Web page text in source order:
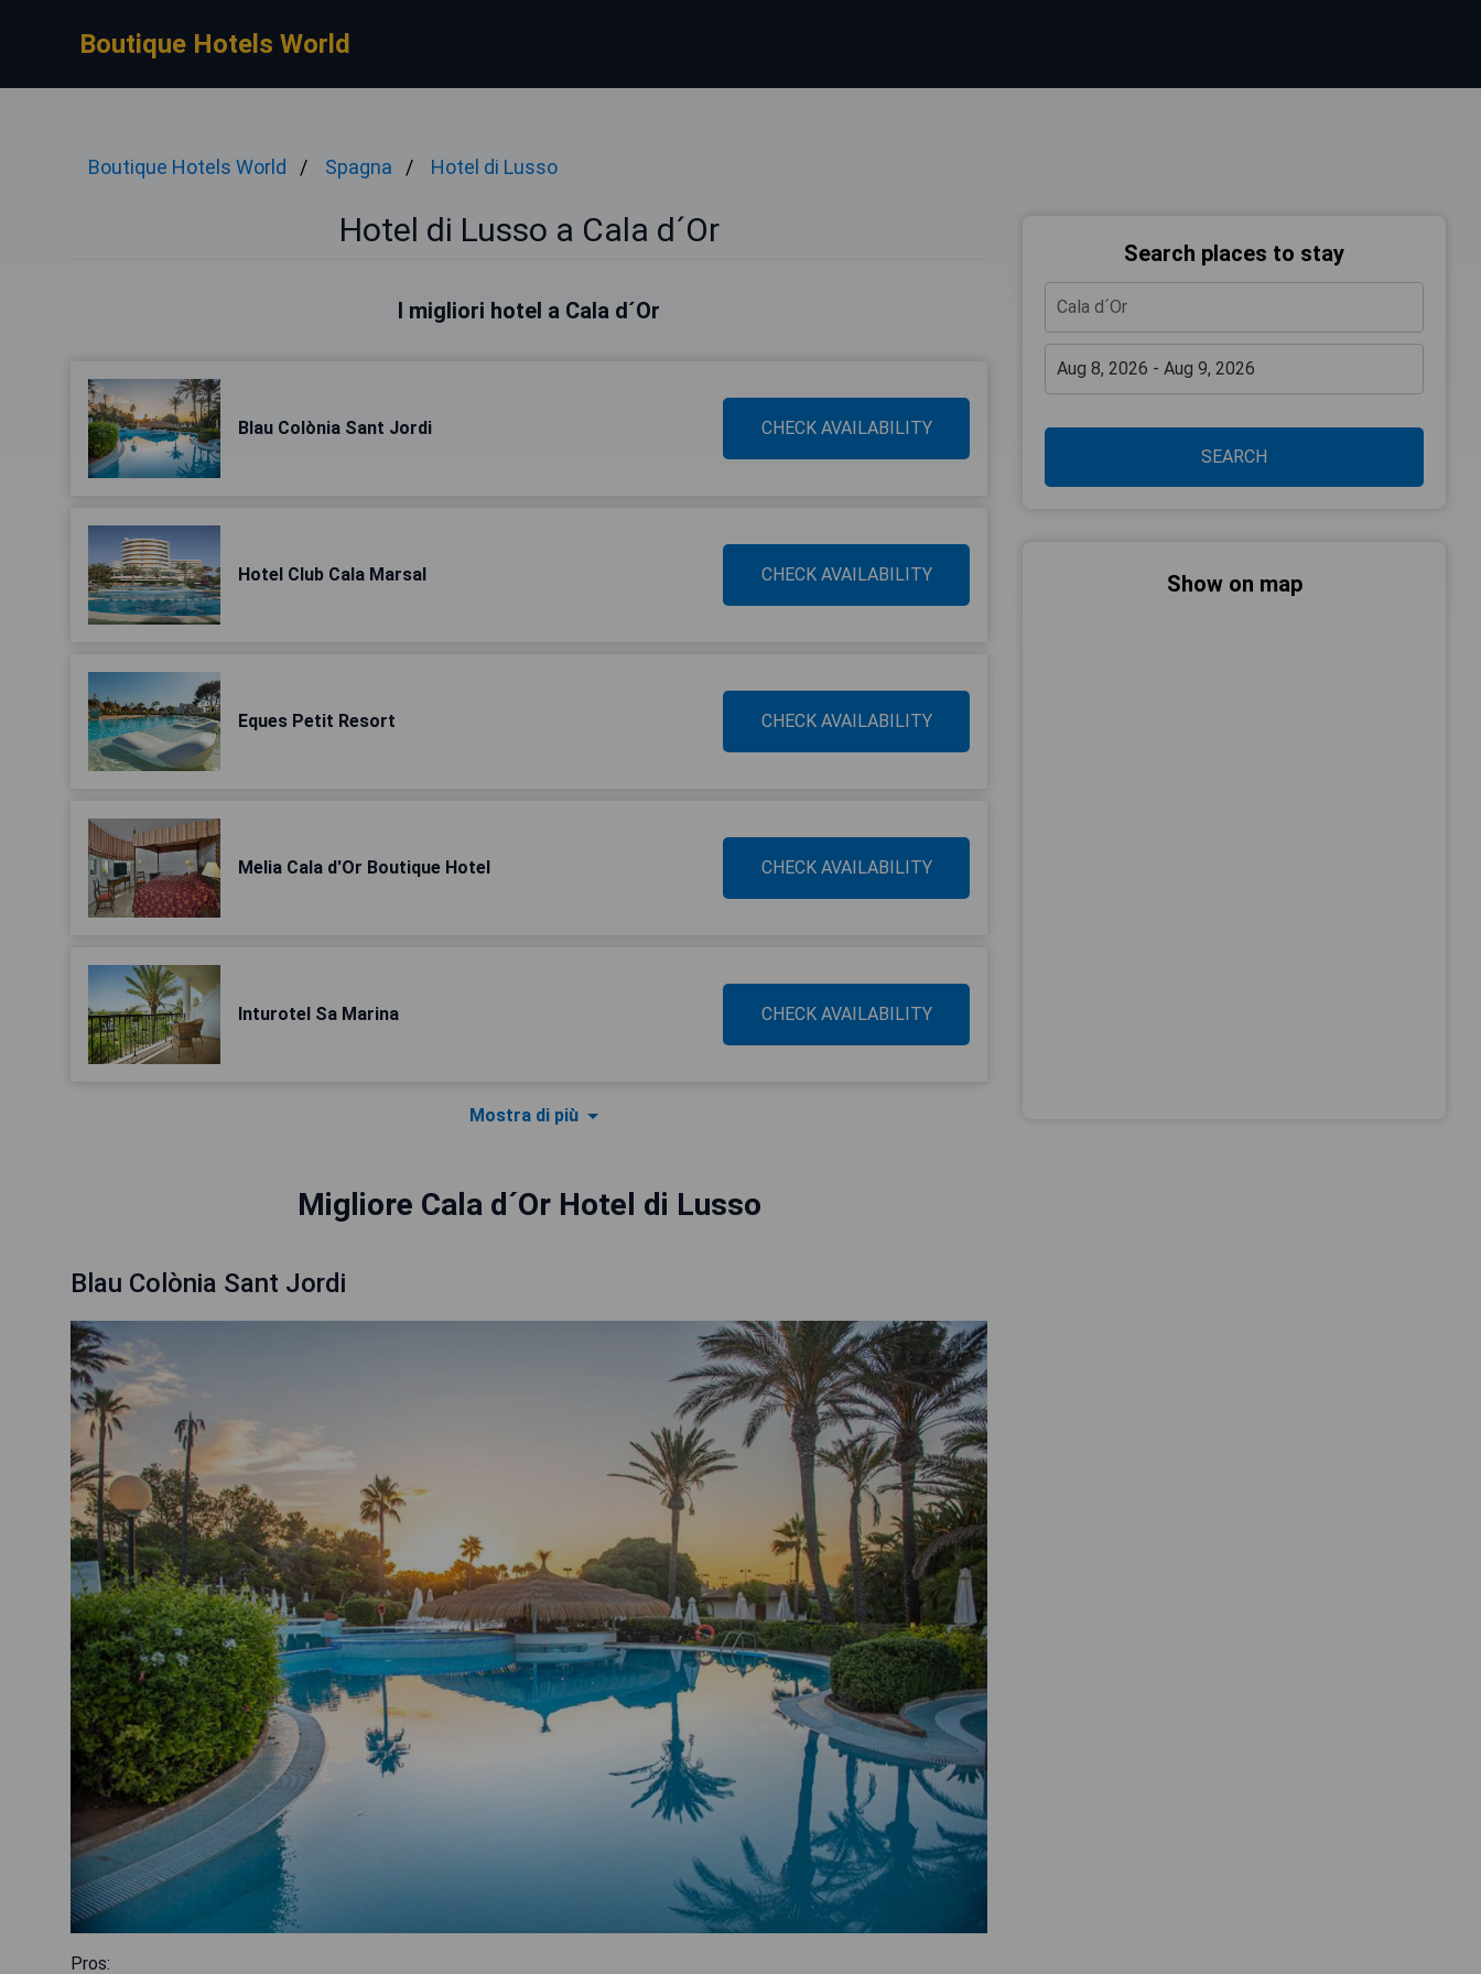
Boutique Hotels World
Boutique Hotels World Spagna Hotel di Lusso
Hotel di Lusso a Cala d´Or
I migliori hotel a Cala d´Or
Blau Colònia Sant Jordi CHECK AVAILABILITY
Hotel Club Cala Marsal CHECK AVAILABILITY
Eques Petit Resort CHECK AVAILABILITY
Melia Cala d'Or Boutique Hotel CHECK AVAILABILITY
Inturotel Sa Marina CHECK AVAILABILITY
Mostra di più
Migliore Cala d´Or Hotel di Lusso
Blau Colònia Sant Jordi
Pros:
Search places to stay
SEARCH
Show on map